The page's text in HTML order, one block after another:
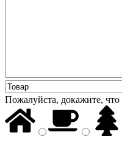
Пожалуйста, докажите,